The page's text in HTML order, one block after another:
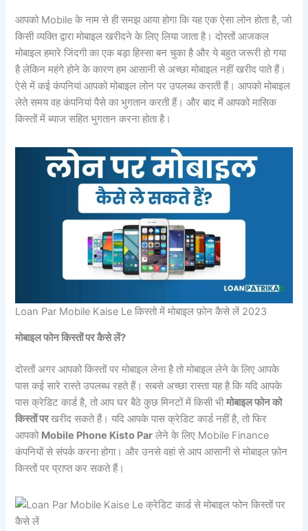
आपको Mobile के नाम से ही समझ आया होगा कि यह एक ऐसा लोन होता है, जो
किसी व्यक्ति द्वारा मोबाइल खरीदने के लिए लिया जाता है। दोस्तों आजकल
मोबाइल हमारे जिंदगी का एक बड़ा हिस्सा बन चुका है और ये बहुत जरूरी हो गया
है लेकिन महंगे होने के कारण हम आसानी से अच्छा मोबाइल नहीं खरीद पाते हैं।
ऐसे में कई कंपनियां आपको मोबाइल लोन पर उपलब्ध कराती हैं। आपको मोबाइल
लेते समय वह कंपनियां पैसे का भुगतान करती हैं। और बाद में आपको मासिक
किस्तों में ब्याज सहित भुगतान करना होता है।
Loan Par Mobile Kaise Le किस्तो में मोबाइल फ़ोन कैसे लें 2023
मोबाइल फोन किस्तों पर कैसे लें?
दोस्तों अगर आपको किस्तों पर मोबाइल लेना है तो मोबाइल लेने के लिए आपके
पास कई सारे रास्ते उपलब्ध रहते हैं। सबसे अच्छा रास्ता यह है कि यदि आपके
पास क्रेडिट कार्ड है, तो आप घर बैठे कुछ मिनटों में किसी भीमोबाइल फोन को
किस्तों परखरीद सकते हैं। यदि आपके पास क्रेडिट कार्ड नहीं है, तो फिर
आपको Mobile Phone Kisto Par लेने के लिए Mobile Finance
कंपनियों से संपर्क करना होगा। और उनसे वहां से आप आसानी से मोबाइल फ़ोन
किस्तों पर प्राप्त कर सकते हैं।